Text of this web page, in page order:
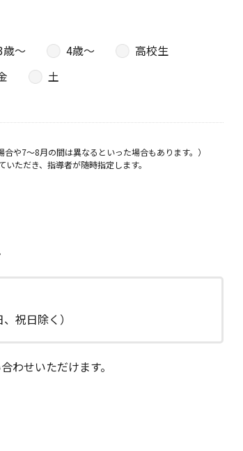
歳〜 4歳〜
高校生
土
や7～8月の間は異なるといった場合もあります。）
ただき、指導者が随時指定します。
祝日除く）
わせいただけます。